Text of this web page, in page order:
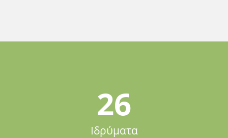
26
Ιδρύματα